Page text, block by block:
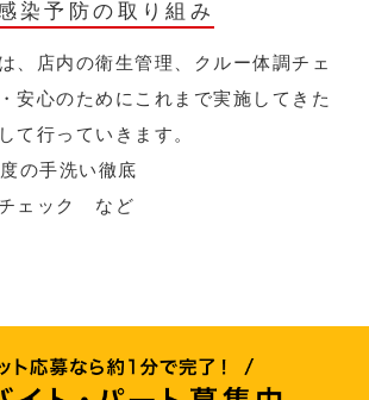
染予防の取り組み
、店内の衛生管理、クルー体調チェ
安心のためにこれまで実施してきた
て行っていきます。
の手洗い徹底
チェック など